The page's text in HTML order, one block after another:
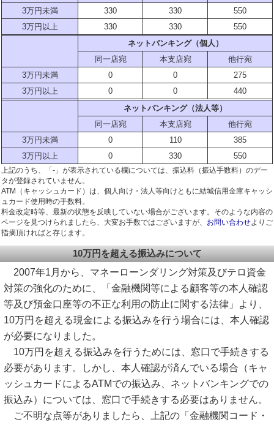
3万円未満
330 330
550
3万円以上
330 330
550
ネットバンキング（個人）
同一店宛
本支店宛
他行宛
3万円未満
0 0
275
3万円以上
0 0
440
ネットバンキング（法人等）
同一店宛
本支店宛
他行宛
3万円未満
0 110
385
3万円以上
0 330 550
上記のうち、「-」が表示されている欄については、振込料（振込手数料）のデー
タが登録されていません。
ATM（キャッシュカード）は、個人向け・法人等向けともに結城信用金庫キャッシ
ュカード使用時の手数料。
料金改定時等、最新の状態を反映していない場合がございます。そのような内容の
ページを見つけられましたら、大変お手数ではございますが、 お問い合わせよりご
指摘頂ければと存じます。
10万円を超える振込みについて
2007年1月から、マネーローンダリング対策及びテロ資金
対策の強化のために、「金融機関等による顧客等の本人確認
等及び預金口座等の不正な利用の防止に関する法律」より、
10万円を超える現金による振込みを行う場合には、本人確認
が必要になりました。
10万円を超える振込みを行うためには、窓口で手続きする
必要があります。しかし、本人確認が済んでいる場合（キャ
ッシュカードによるATMでの振込み、ネットバンキングでの
振込み）については、窓口で手続きする必要はありません。
ご不明な点等がありましたら、上記の「金融機関コード・